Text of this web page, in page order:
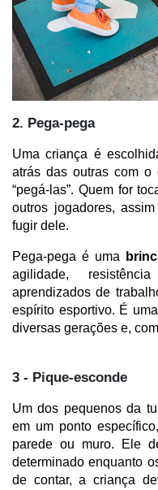
2. Pega-pega
Uma criança é
atrás das outras com o
“pegá-las”. Quem for
outros jogadores,
fugir dele.
Pega-pega é uma
agilidade,
aprendizados de
espírito esportivo. É
diversas gerações e,
3 - Pique-esconde
Um dos pequenos da
em um ponto
parede ou muro. Ele
determinado enquanto
de contar, a criança